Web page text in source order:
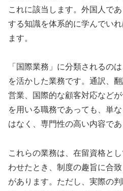
これに該当します。外国人で
する知識を体系的に学んでい
ます。
「国際業務」に分類されるの
を活かした業務です。通訳、
営業、国際的な顧客対応など
を用いる職務であっても、単
はなく、専門性の高い内容で
これらの業務は、在留資格と
わせたとき、制度の趣旨に合
があります。ただし、実際の